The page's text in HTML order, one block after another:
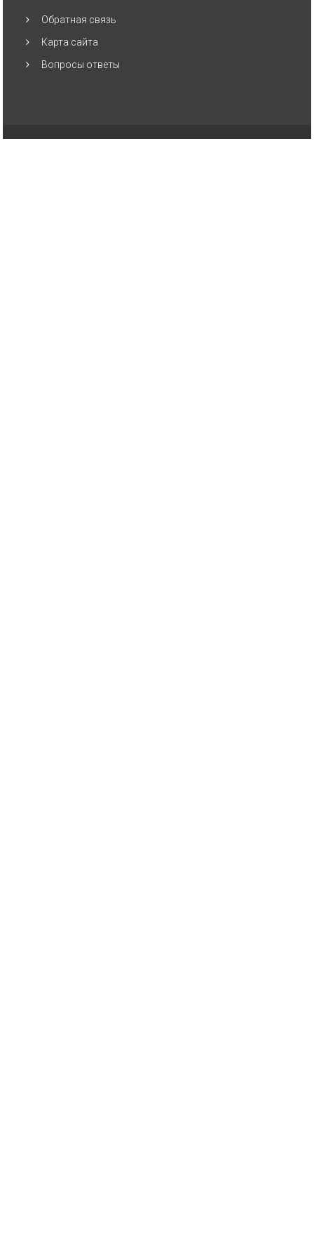
Обратная связь
Карта сайта
Вопросы ответы